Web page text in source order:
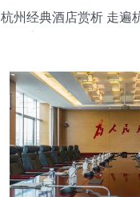
杭州经典酒店赏析 走遍